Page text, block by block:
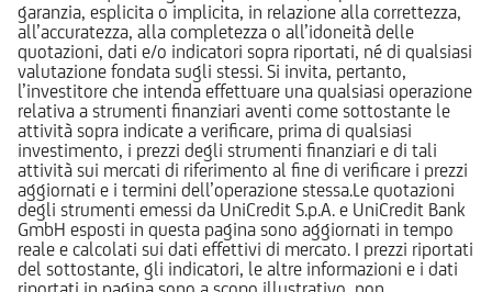
garanzia, esplicita o implicita, in relazione alla correttezza,
all’accuratezza, alla completezza o all’idoneità delle
quotazioni, dati e/o indicatori sopra riportati, né di qualsiasi
valutazione fondata sugli stessi. Si invita, pertanto,
l’investitore che intenda effettuare una qualsiasi operazione
relativa a strumenti finanziari aventi come sottostante le
attività sopra indicate a verificare, prima di qualsiasi
investimento, i prezzi degli strumenti finanziari e di tali
attività sui mercati di riferimento al fine di verificare i prezzi
aggiornati e i termini dell’operazione stessa.Le quotazioni
degli strumenti emessi da UniCredit S.p.A. e UniCredit Bank
GmbH esposti in questa pagina sono aggiornati in tempo
reale e calcolati sui dati effettivi di mercato. I prezzi riportati
del sottostante, gli indicatori, le altre informazioni e i dati